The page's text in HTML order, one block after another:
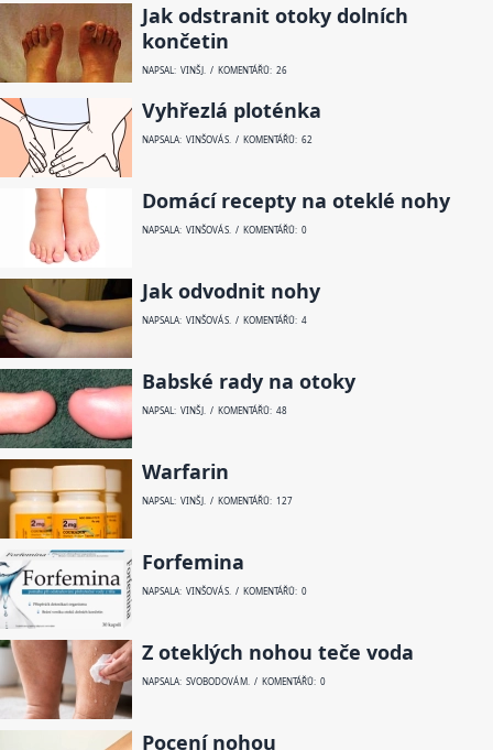
Jak odstranit otoky dolních
končetin
NAPSAL: VINŠ J. / KOMENTÁŘŮ: 26
Vyhřezlá ploténka
NAPSALA: VINŠOVÁ S. / KOMENTÁŘŮ: 62
Domácí recepty na oteklé nohy
NAPSALA: VINŠOVÁ S. / KOMENTÁŘŮ: 0
Jak odvodnit nohy
NAPSALA: VINŠOVÁ S. / KOMENTÁŘŮ: 4
Babské rady na otoky
NAPSAL: VINŠ J. / KOMENTÁŘŮ: 48
Warfarin
NAPSAL: VINŠ J. / KOMENTÁŘŮ: 127
Forfemina
NAPSALA: VINŠOVÁ S. / KOMENTÁŘŮ: 0
Z oteklých nohou teče voda
NAPSALA: SVOBODOVÁ M. / KOMENTÁŘŮ: 0
Pocení nohou